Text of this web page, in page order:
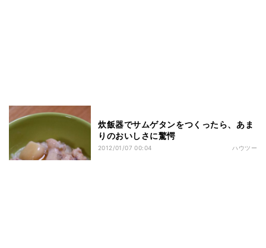
炊飯器でサムゲタンをつくったら、あま
りのおいしさに驚愕
2012/01/07 00:04 ハウツー